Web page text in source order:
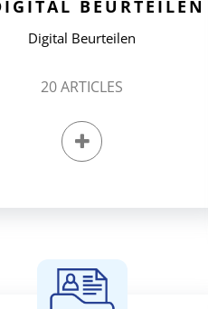
BEURTEILEN
Digital Beurteilen
20 ARTICLES